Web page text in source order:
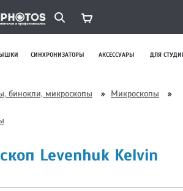
СИНХРОНИЗАТОРЫ АКСЕССУАРЫ ДЛЯ
бинокли, микроскопы » Микроскопы »
Levenhuk Kelvin